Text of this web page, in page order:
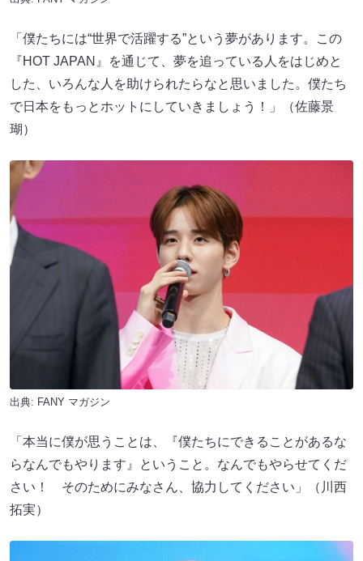
「僕たちには“世界で活躍する”という夢があります。この
『HOT JAPAN』を通じて、夢を追っている人をはじめと
した、いろんな人を助けられたらなと思いました。僕たち
で日本をもっとホットにしていきましょう！」（佐藤景
瑚）
出典: FANY マガジン
「本当に僕が思うことは、『僕たちにできることがあるな
らなんでもやります』ということ。なんでもやらせてくだ
さい！ そのためにみなさん、協力してください」（川西
拓実）